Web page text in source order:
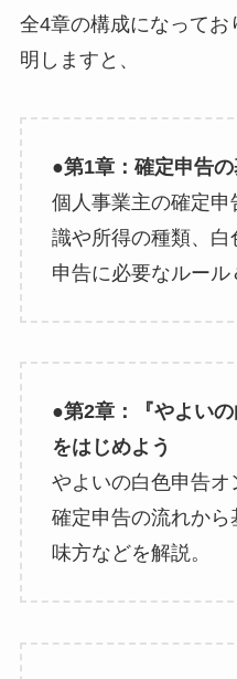
全4章の構成になって
明しますと、
●第1章：確定申告
個人事業主の確定
識や所得の種類、
申告に必要なルール
●第2章：『やよいの
をはじめよう
やよいの白色申告
確定申告の流れか
味方などを解説。